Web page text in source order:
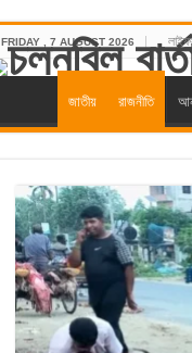
FRIDAY , 7 AUGUST 2026
জাতীয় রাজনীতি